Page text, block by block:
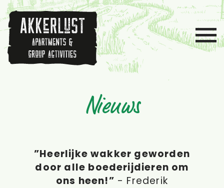
Nieuws
”Geweldig huis, lekkere
badkamer en gezellig
personeel” -Jaap
”Heerlijke wakker geworden
door alle boederijdieren om
ons heen!” - Frederik
”Fantastische BBQ gedaan
met de kinderen op
Akkerlust”-Carla